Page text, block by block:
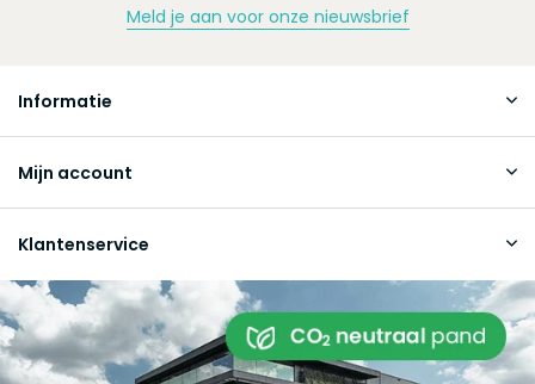
Meld je aan voor onze nieuwsbrief
Informatie
Mijn account
Klantenservice